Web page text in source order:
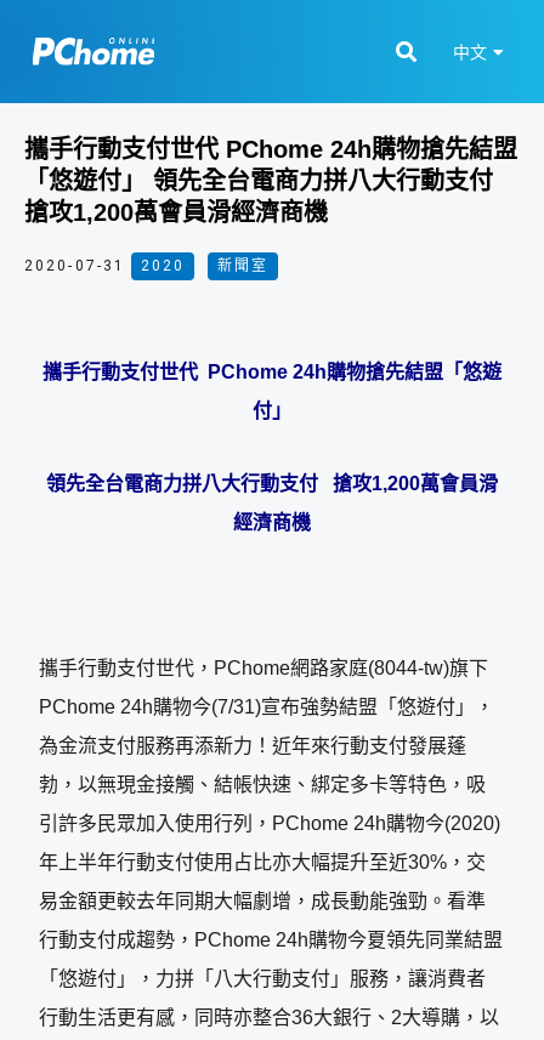
中文
攜手行動支付世代 PChome 24h購物搶先結盟
「悠遊付」 領先全台電商力拼八大行動支付
搶攻1,200萬會員滑經濟商機
2020-07-31 2020 新聞室
攜手行動支付世代 PChome 24h購物搶先結盟「悠遊
付」
領先全台電商力拼八大行動支付 搶攻1,200萬會員滑
經濟商機
攜手行動支付世代，PChome網路家庭(8044-tw)旗下
PChome 24h購物今(7/31)宣布強勢結盟「悠遊付」，
為金流支付服務再添新力！近年來行動支付發展蓬
勃，以無現金接觸、結帳快速、綁定多卡等特色，吸
引許多民眾加入使用行列，PChome 24h購物今(2020)
年上半年行動支付使用占比亦大幅提升至近30%，交
易金額更較去年同期大幅劇增，成長動能強勁。看準
行動支付成趨勢，PChome 24h購物今夏領先同業結盟
「悠遊付」，力拼「八大行動支付」服務，讓消費者
行動生活更有感，同時亦整合36大銀行、2大導購，以